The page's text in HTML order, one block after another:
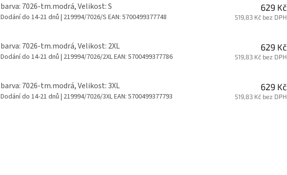
barva: 7026-tm.modrá, Velikost: S
Dodání do 14-21 dnů | 219994/7026/S EAN: 5700499377748
629 Kč
519,83 Kč bez DPH
barva: 7026-tm.modrá, Velikost: 2XL
Dodání do 14-21 dnů | 219994/7026/2XLEAN: 5700499377786
629 Kč
519,83 Kč bez DPH
barva: 7026-tm.modrá, Velikost: 3XL
Dodání do 14-21 dnů | 219994/7026/3XLEAN: 5700499377793
629 Kč
519,83 Kč bez DPH